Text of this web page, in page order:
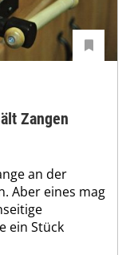
Zangen
an der
Aber eines mag
ein Stück